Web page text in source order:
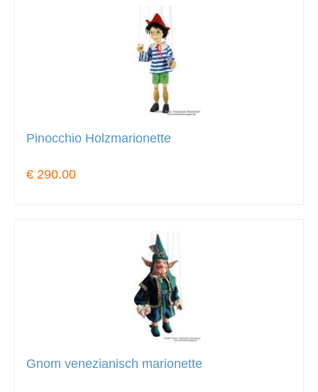
Pinocchio Holzmarionette
€ 290.00
Gnom venezianisch marionette